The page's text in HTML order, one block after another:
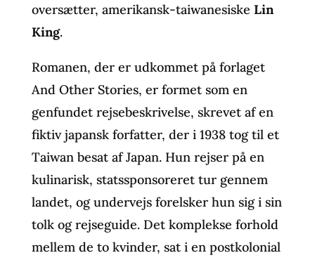
oversætter, amerikansk-taiwanesiske Lin
King.
Romanen, der er udkommet på forlaget
And Other Stories, er formet som en
genfundet rejsebeskrivelse, skrevet af en
fiktiv japansk forfatter, der i 1938 tog til et
Taiwan besat af Japan. Hun rejser på en
kulinarisk, statssponsoreret tur gennem
landet, og undervejs forelsker hun sig i sin
tolk og rejseguide. Det komplekse forhold
mellem de to kvinder, sat i en postkolonial